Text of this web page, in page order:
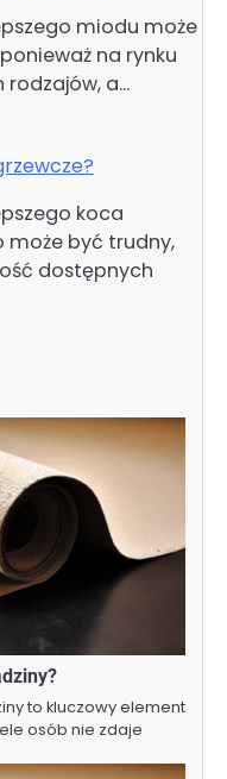
miodu może
na rynku
rodzajów, a…
koca
może być trudny,
dostępnych
to kluczowy element
osób nie zdaje